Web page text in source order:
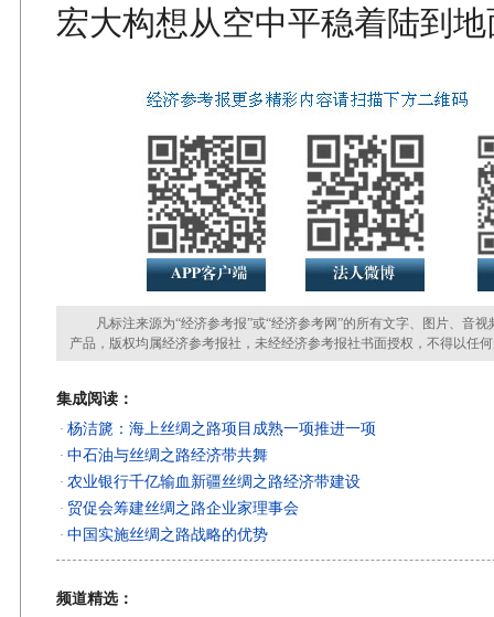
宏大构想从空中平稳着陆到
凡标注来源为“经济参考报”或“经济参考网”的所有文字、图片、音视
产品，版权均属经济参考报社，未经经济参考报社书面授权，不得以任
集成阅读：
· 杨洁篪：海上丝绸之路项目成熟一项推进一项
· 中石油与丝绸之路经济带共舞
· 农业银行千亿输血新疆丝绸之路经济带建设
· 贸促会筹建丝绸之路企业家理事会
· 中国实施丝绸之路战略的优势
频道精选：